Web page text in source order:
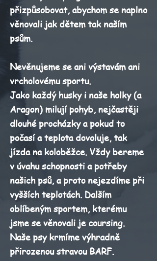
přizpůsobovat, abychom se naplno
věnovali jak dětem tak naším
psům.
Nevěnujeme se ani výstavám ani
vrcholovému sportu.
Jako každý husky i naše holky (a
Aragon) milují pohyb, nejčastěji
dlouhé procházky a pokud to
počasí a teplota dovoluje, tak
jízda na koloběžce. Vždy bereme
v úvahu schopnosti a potřeby
našich psů, a proto nejezdíme při
vyšších teplotách. Dalším
oblíbeným sportem, kterému
jsme se věnovali je coursing.
Naše psy krmíme výhradně
přirozenou stravou BARF.